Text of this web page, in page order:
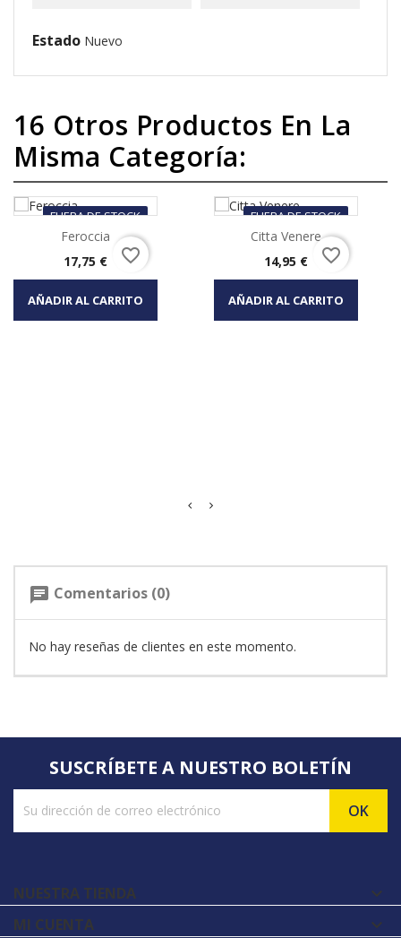
Estado Nuevo
16 Otros Productos En La
Misma Categoría:
FUERA DE STOCK
Feroccia
Precio
17,75 €
AÑADIR AL CARRITO
favorite_border
FUERA DE STOCK
Citta Venere
Precio
14,95 €
AÑADIR AL CARRITO
favorite_border
chat Comentarios (0)
No hay reseñas de clientes en este momento.
SUSCRÍBETE A NUESTRO BOLETÍN
NUESTRA TIENDA 
MI CUENTA 